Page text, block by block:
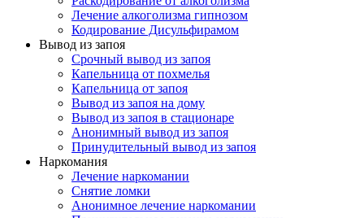
Лечение алкоголизма гипнозом
Кодирование Дисульфирамом
Вывод из запоя
Срочный вывод из запоя
Капельница от похмелья
Капельница от запоя
Вывод из запоя на дому
Вывод из запоя в стационаре
Анонимный вывод из запоя
Принудительный вывод из запоя
Наркомания
Лечение наркомании
Снятие ломки
Анонимное лечение наркомании